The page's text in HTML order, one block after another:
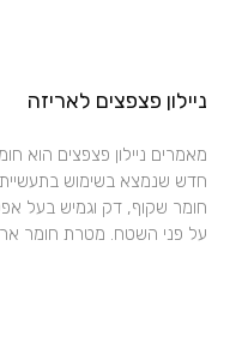
ניילון פצפצים לאריזה
מאמרים ניילון פצפצים הוא
חדש שנמצא בשימוש בתעשיית
חומר שקוף, דק וגמיש בעל
על פני השטח. מטרת חומר